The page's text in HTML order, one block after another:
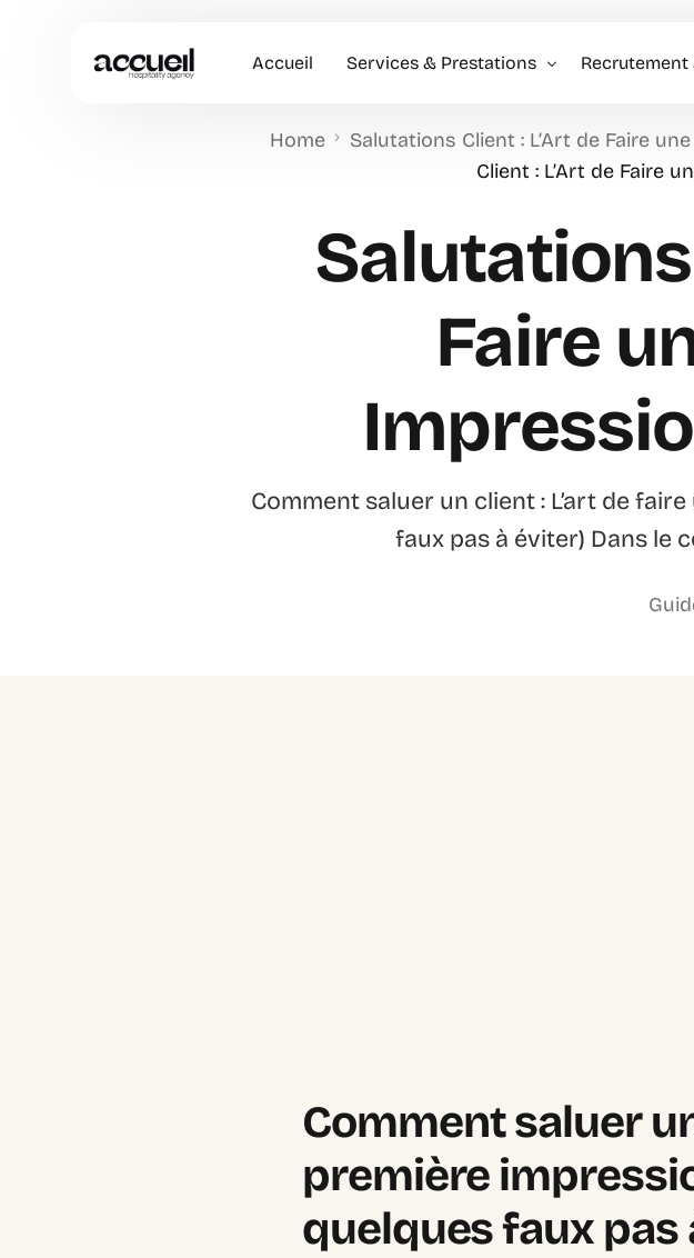
Accueil Services & Prestations
Hôtesses d’accueil événementiel & Hôtes
Animation Commerciale
Home Salutations Client : L’Art de Faire
Client : L’Art de Faire
Salutations
Faire
Comment saluer un client : L’art de
faux pas à éviter) Dans le
Comment saluer
première
quelques faux pas